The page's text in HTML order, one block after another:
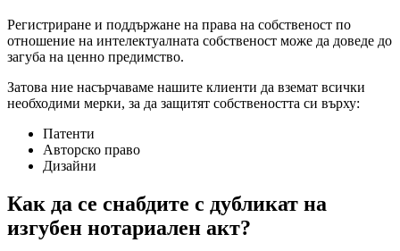
Регистриране и поддържане на права на собственост по
отношение на интелектуалната собственост може да доведе до
загуба на ценно предимство.
Затова ние насърчаваме нашите клиенти да вземат всички
необходими мерки, за да защитят собствеността си върху:
Патенти
Авторско право
Дизайни
Как да се снабдите с дубликат на
изгубен нотариален акт?